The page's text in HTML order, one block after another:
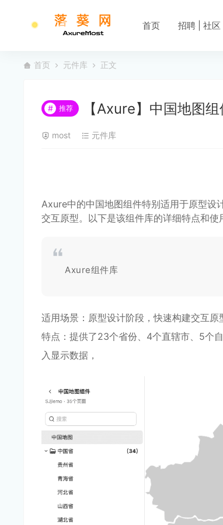
首页 招聘 | 社区
首页 元件库 正文
# 推荐 【Axure】中国地图组
most 元件库
Axure中的中国地图组件特别适用于原型设
交互原型。以下是该组件库的详细特点和使
Axure组件库
适用场景：原型设计阶段，快速构建交互原
特点：提供了23个省份、4个直辖市、5个
入显示数据，